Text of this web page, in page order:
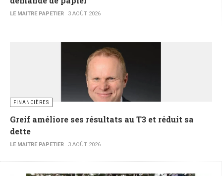
LE MAITRE PAPETIER 3 AOÛT 2026
FINANCIÈRES
Greif améliore ses résultats au T3 et réduit sa
dette
LE MAITRE PAPETIER 3 AOÛT 2026